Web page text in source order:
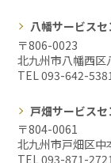
八幡サービスセ
〒806-0023
北九州市八幡西区
TEL 093-642-
戸畑サービスセ
〒804-0061
北九州市戸畑区
TEL 093-871-